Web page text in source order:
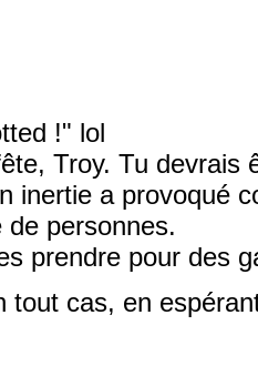
!" lol
Troy. Tu devrais
inertie a provoqué
personnes.
prendre pour des
tout cas, en